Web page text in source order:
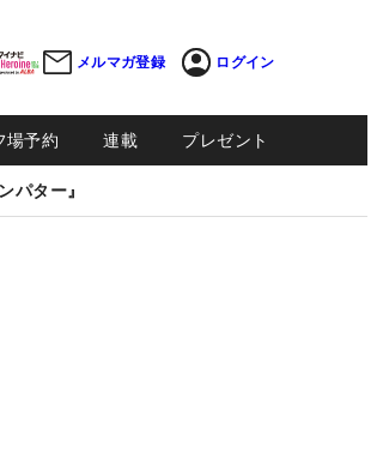
メルマガ登録 ログイン
場予約 連載 プレゼント
パター』